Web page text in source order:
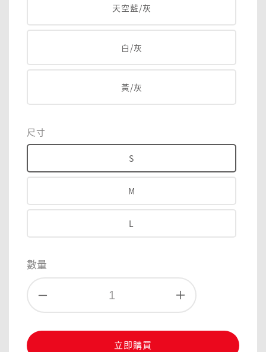
天空藍/灰
白/灰
黃/灰
尺寸
S
M
L
數量
立即購買